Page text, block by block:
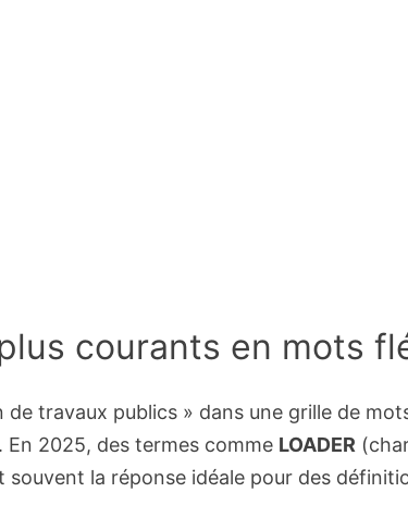
courants en mots
travaux publics » dans une grille de
2025, des termes comme LOADER
la réponse idéale pour des